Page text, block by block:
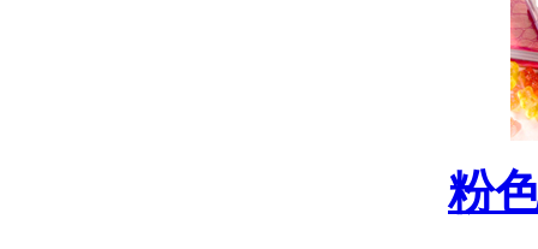
粉